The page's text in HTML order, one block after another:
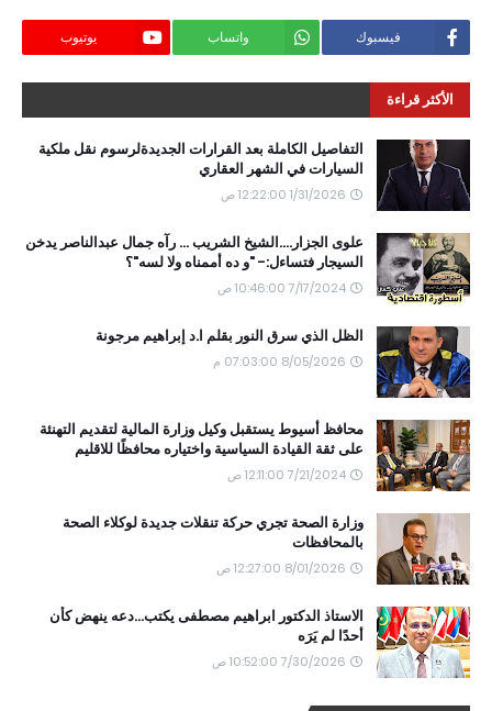
فيسبوك واتساب يوتيوب
الأكثر قراءة
التفاصيل الكاملة بعد القرارات الجديدةلرسوم نقل ملكية
السيارات في الشهر العقاري
1/31/2026 12:22:00 ص
علوى الجزار....الشيخ الشريب ... رآه جمال عبدالناصر يدخن
السيجار فتساءل:- "و ده أممناه ولا لسه"؟
7/17/2024 10:46:00 ص
الظل الذي سرق النور بقلم ا.د إبراهيم مرجونة
8/05/2026 07:03:00 م
محافظ أسيوط يستقبل وكيل وزارة المالية لتقديم التهنئة
على ثقة القيادة السياسية واختياره محافظًا للاقليم
7/21/2024 12:11:00 ص
وزارة الصحة تجري حركة تنقلات جديدة لوكلاء الصحة
بالمحافظات
8/01/2026 12:27:00 ص
الاستاذ الدكتور ابراهيم مصطفى يكتب...دعه ينهض كأن
أحدًا لم يَرَه
7/30/2026 10:52:00 ص